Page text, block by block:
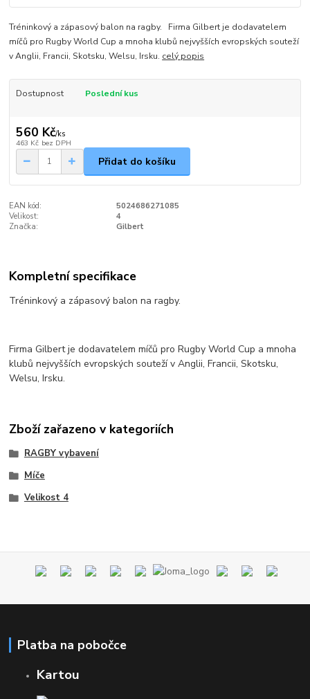
Tréninkový a zápasový balon na ragby. Firma Gilbert je dodavatelem
míčů pro Rugby World Cup a mnoha klubů nejvyšších evropských souteží
v Anglii, Francii, Skotsku, Welsu, Irsku. celý popis
Dostupnost Poslední kus
560 Kč/ks
463 Kč bez DPH
Přidat do košíku
EAN kód:
5024686271085
Velikost:
4
Značka:
Gilbert
Kompletní specifikace
Tréninkový a zápasový balon na ragby.
Firma Gilbert je dodavatelem míčů pro Rugby World Cup a mnoha
klubů nejvyšších evropských souteží v Anglii, Francii, Skotsku,
Welsu, Irsku.
Zboží zařazeno v kategoriích
RAGBY vybavení
Míče
Velikost 4
Platba na pobočce
Kartou